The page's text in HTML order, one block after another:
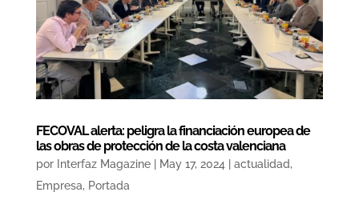
FECOVAL alerta: peligra la financiación europea de
las obras de protección de la costa valenciana
por Interfaz Magazine| May 17, 2024 actualidad,
Empresa, Portada